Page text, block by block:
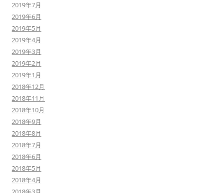
2019年7月
2019年6月
2019年5月
2019年4月
2019年3月
2019年2月
2019年1月
2018年12月
2018年11月
2018年10月
2018年9月
2018年8月
2018年7月
2018年6月
2018年5月
2018年4月